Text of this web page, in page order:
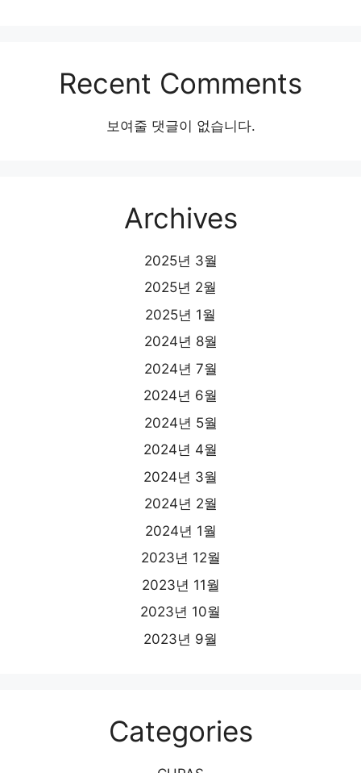
Recent Comments
보여줄 댓글이 없습니다.
Archives
2025년 3월
2025년 2월
2025년 1월
2024년 8월
2024년 7월
2024년 6월
2024년 5월
2024년 4월
2024년 3월
2024년 2월
2024년 1월
2023년 12월
2023년 11월
2023년 10월
2023년 9월
Categories